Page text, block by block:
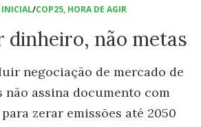
/COP25, HORA DE AGIR
dinheiro, não metas
negociação de mercado de
não assina documento com
zerar emissões até 2050